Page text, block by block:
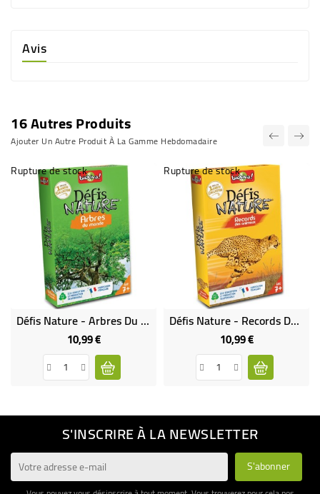
Avis
16 Autres Produits
Ajouter Un Autre Produit À La Gamme Hebdomadaire
Rupture de stock
Défis Nature - Arbres Du Monde - Bioviva
10,99 €Prix
Rupture de stock
Défis Nature - Records Des Animaux - Bioviva
10,99 €Prix
S'INSCRIRE À LA NEWSLETTER